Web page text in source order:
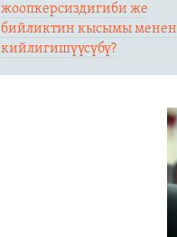
жоопкерсиздигиби же
бийликтин кысымы менен
кийлигишүүсүбү?